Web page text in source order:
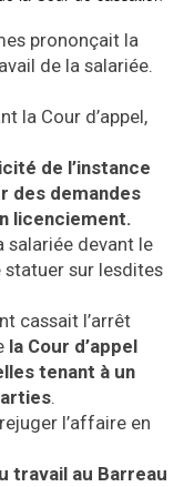
prononçait la
de la salariée.
la Cour d’appel,
de l’instance
des demandes
licenciement.
salariée devant le
statuer sur lesdites
cassait l’arrêt
la Cour d’appel
tenant à un
.
l’affaire en
travail au Barreau